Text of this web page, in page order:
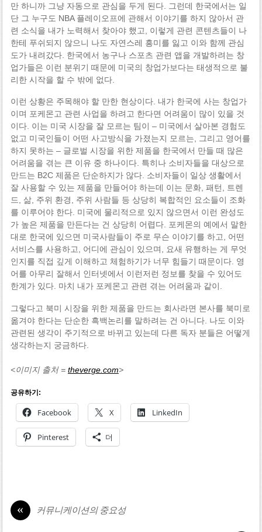
만 하니까 그냥 자동으로 관심을 두게 된다. 그런데 한국에서는 일
단 그 누구도 NBA 플레이오프에 관해서 이야기를 하지 않아서 관
련 소식을 내가 노력해서 찾아야 했고, 이렇게 관련 콘텐츠들이 나
한테 푸쉬되지 않으니 나도 자연스레 흥미를 잃고 이와 함께 관심
도가 내려갔다. 한국에서 농구나 스포츠 관련 앱을 개발하려는 창
업가들은 이런 분위기 때문에 미국의 창업가보다는 태생적으로 불
리한 시작을 할 수 밖에 없다.
이런 상황은 주목해야 할 만한 현상이다. 내가 한국에 사는 창업가
이며 포케몬고 관련 사업을 하려고 한다면 어려움이 많이 있을 것
이다. 이는 미국 시장을 잘 모르는 팀이 – 미국에서 살아본 경험도
없고 미국인들이 어떤 사고방식을 가졌는지 모르는, 그리고 영어를
하지 못하는 – 글로벌 시장을 위한 제품을 한국에서 만들 때 많은
어려움을 겪는 큰 이유 중 하나이다. 특히나 소비자들을 대상으로
만드는 B2C 제품은 단순하지가 않다. 소비자들이 일상 생활에서
잘 사용할 수 있는 제품을 만들어야 하는데 이는 문화, 패턴, 트렌
드, 삶, 주위 환경, 주위 사람들 등 상당히 복합적인 요소들이 조화
를 이루어야 한다. 미국에 물리적으로 있지 않으면서 이런 완성도
가 높은 제품을 만든다는 건 상당히 어렵다. 포케몬의 예에서 말한
대로 한국에 있으면 미국사람들이 주로 무슨 이야기를 하고, 어떤
서비스를 사용하고, 어디에 관심이 있으며, 요새 유행하는 게 무엇
인지를 직접 깊게 이해하고 체험하기가 너무 힘들기 때문이다. 영
어를 아무리 잘해서 인터넷에서 이런저런 정보를 찾을 수 있어도
한계가 있다. 마치 내가 포케몬고 관련 겪는 어려움과 같이.
그렇다고 북미 시장을 위한 제품을 만드는 회사라면 본사를 북미로
옮겨야 한다는 단순한 흑백논리를 말하려는 건 아니다. 나도 이와
관련된 생각이 주기적으로 바뀌고 있는데 다른 독자 분들은 어떻게
생각하는지 궁금하다.
<이미지 출처 = theverge.com>
공유하기:
Facebook X LinkedIn
Pinterest 더
« 커뮤니케이션의 중요성